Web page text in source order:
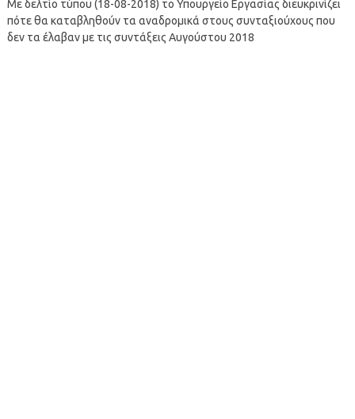
Με δελτίο τύπου (18-08-2018) το Υπουργείο Εργασίας διευκρινίζει
πότε θα καταβληθούν τα αναδρομικά στους συνταξιούχους που
δεν τα έλαβαν με τις συντάξεις Αυγούστου 2018